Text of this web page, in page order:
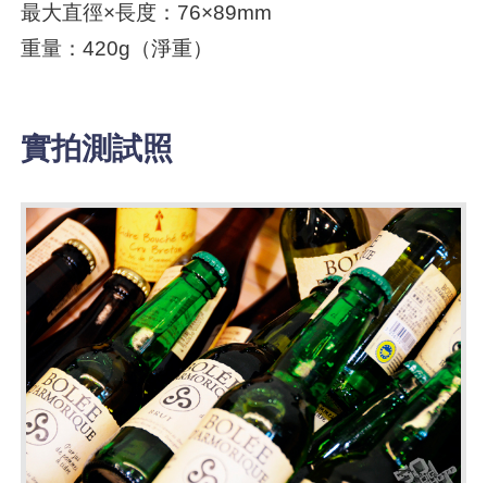
最大直徑×長度：76×89mm
重量：420g（淨重）
實拍測試照